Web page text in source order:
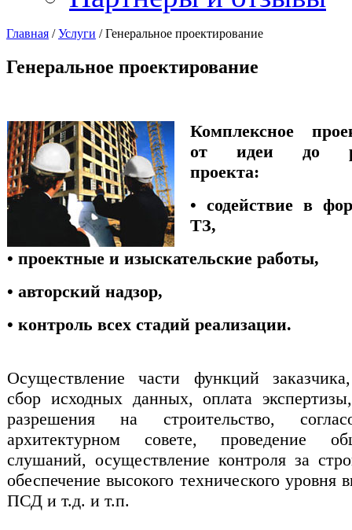
Главная /Услуги /Генеральное проектирование
Генеральное проектирование
Комплексное
от идеи до
проекта:
• содействие в
ТЗ,
• проектные и изыскательские работы,
• авторский надзор,
• контроль всех стадий реализации.
Осуществление части функций
сбор исходных данных, оплата
разрешения на строительство,
архитектурном совете, проведение
слушаний, осуществление контроля за
обеспечение высокого технического уровня
ПСД и т.д. и т.п.